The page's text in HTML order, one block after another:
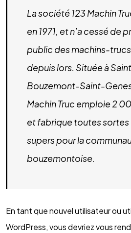
La société 123 Machin
en 1971, et n’a cessé de
public des machins-
depuis lors. Située à
Bouzemont-Saint-
Machin Truc emploie 2
et fabrique toutes sortes
supers pour la
bouzemontoise.
En tant que nouvel utilisateur ou
WordPress, vous devriez vous